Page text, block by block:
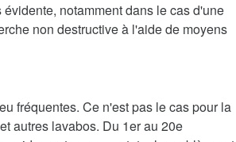
notamment dans le cas d'une
non destructive à l'aide de moyens
fréquentes. Ce n'est pas le cas pour la
autres lavabos. Du 1er au 20e